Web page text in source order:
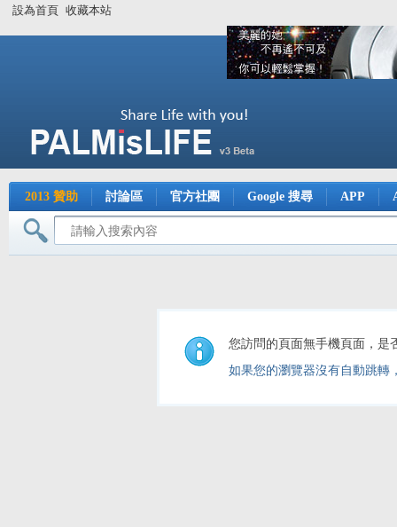
設為首頁 收藏本站
2013 贊助 討論區 官方社團 Google 搜尋 APP
您訪問的頁面無手機頁面，是
如果您的瀏覽器沒有自動跳轉